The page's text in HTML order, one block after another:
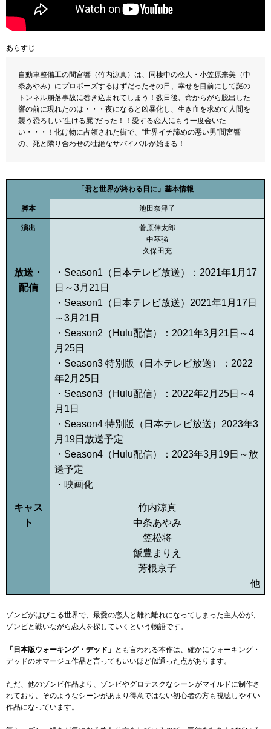
あらすじ
自動車整備工の間宮響（竹内涼真）は、同棲中の恋人・小笠原来美（中
条あやみ）にプロポーズするはずだったその日、幸せを目前にして謎の
トンネル崩落事故に巻き込まれてしまう！数日後、命からがら脱出した
響の前に現れたのは・・・夜になると凶暴化し、生き血を求めて人間を
襲う恐ろしい“生ける屍”だった！！愛する恋人にもう一度会いた
い・・・！化け物に占領された街で、“世界イチ諦めの悪い男”間宮響
の、死と隣り合わせの壮絶なサバイバルが始まる！
「君と世界が終わる日に」基本情報
脚本 池田奈津子
演出
菅原伸太郎
中茎強
久保田充
放送・
配信
・Season1（日本テレビ放送）：2021年1月17
日～3月21日
・Season1（日本テレビ放送）2021年1月17日
～3月21日
・Season2（Hulu配信）：2021年3月21日～4
月25日
・Season3 特別版（日本テレビ放送）：2022
年2月25日
・Season3（Hulu配信）：2022年2月25日～4
月1日
・Season4 特別版（日本テレビ放送）2023年3
月19日放送予定
・Season4（Hulu配信）：2023年3月19日～放
送予定
・映画化
キャス
ト
竹内涼真
中条あやみ
笠松将
飯豊まりえ
芳根京子
他
ゾンビがはびこる世界で、最愛の恋人と離れ離れになってしまった主人公が、
ゾンビと戦いながら恋人を探していくという物語です。
「日本版ウォーキング・デッド」 とも言われる本作は、確かにウォーキング・
デッドのオマージュ作品と言ってもいいほど似通った点があります。
ただ、他のゾンビ作品より、ゾンビやグロテスクなシーンがマイルドに制作さ
れており、そのようなシーンがあまり得意ではない初心者の方も視聴しやすい
作品になっています。